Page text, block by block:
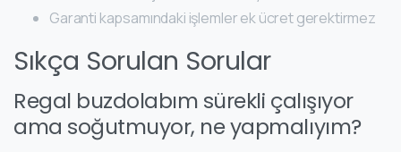
Garanti kapsamındaki işlemler ek ücret gerektirmez
Sıkça Sorulan Sorular
Regal buzdolabım sürekli çalışıyor
ama soğutmuyor, ne yapmalıyım?